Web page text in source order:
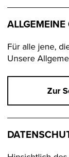
Für alle jene,
Unsere
Zur